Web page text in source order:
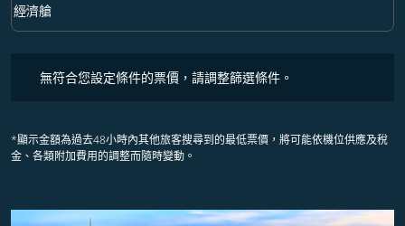
艙等 option 經濟艙 Selected
經濟艙
keyboard_arrow_down
無符合您設定條件的票價，請調整篩選條件。
*顯示金額為過去48小時內其他旅客搜尋到的最低票價，將可能依機位供應及稅
金、各類附加費用的調整而隨時變動。